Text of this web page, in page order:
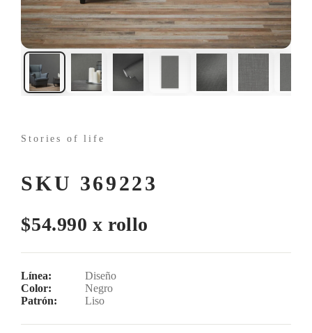
Stories of life
SKU 369223
$54.990 x rollo
Línea:
Diseño
Color:
Negro
Patrón:
Liso